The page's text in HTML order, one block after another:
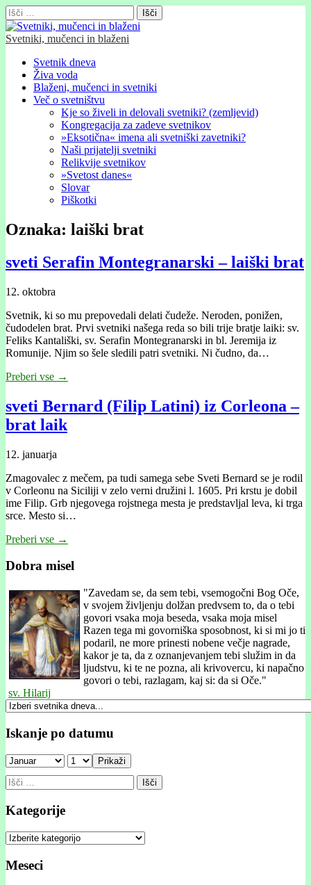
Išči:
Svetniki, mučenci in blaženi
Glavni
meni
Skip
content
Svetnik dneva
Živa voda
Blaženi, mučenci in svetniki
Več o svetništvu
Kje so živeli in delovali svetniki? (zemljevid)
Kongregacija za zadeve svetnikov
»Eksotična« imena ali svetniški zavetniki?
Naši prijatelji svetniki
Relikvije svetnikov
»Svetost danes«
Slovar
Piškotki
Oznaka: laiški brat
sveti Serafin Montegranarski – laiški brat
12. oktobra
Svetnik, ki so mu prepovedali delati čudeže. Neroden, ponižen,
čudodelen brat. Prvi svetniki našega reda so bili trije bratje laiki: sv.
Feliks Kantališki, sv. Serafin Montegranarski in bl. Jeremija iz
Romunije. Njim so šele sledili patri svetniki. Ni čudno, da…
Preberi vse →
sveti Bernard (Filip Latini) iz Corleona –
brat laik
12. januarja
Zmagovalec z mečem, pa tudi samega sebe Sveti Bernard se je rodil
v Corleonu na Siciliji v zelo verni družini l. 1605. Pri krstu je dobil
ime Filip. Grb njegovega rojstnega mesta je predstavljal leva, ki trga
srce. Mesto si…
Preberi vse →
Dobra misel
"Zavedam se, da sem tebi, vsemogočni Bog Oče,
v svojem življenju dolžan predvsem to, da o tebi
govori vsaka moja beseda, vsaka moja misel
Razen tega mi govorniška sposobnost, ki si mi jo ti
podaril, ne more prinesti nobene večje nagrade,
kakor je ta, da z oznanjevanjem tebi služim in da
ljudstvu, ki te ne pozna, ali krivovercu, ki napačno
govori o tebi, razlagam, kaj si: da si Oče."
sv. Hilarij
Iskanje po datumu
Prikaži
Išči:
Kategorije
Kategorije
Meseci